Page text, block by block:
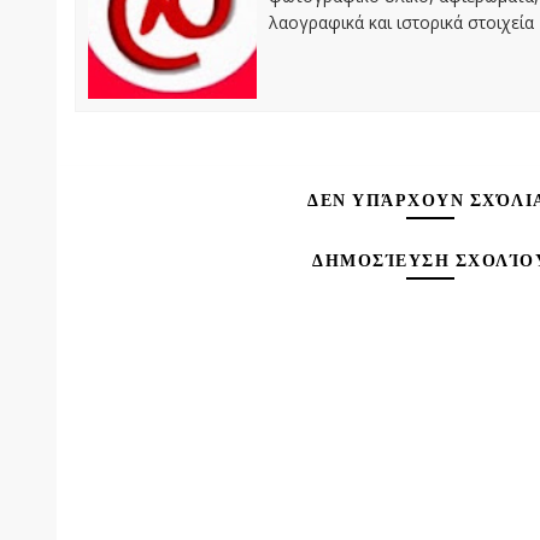
λαογραφικά και ιστορικά στοιχεία
ΔΕΝ ΥΠΆΡΧΟΥΝ
ΔΗΜΟΣΊΕΥΣΗ